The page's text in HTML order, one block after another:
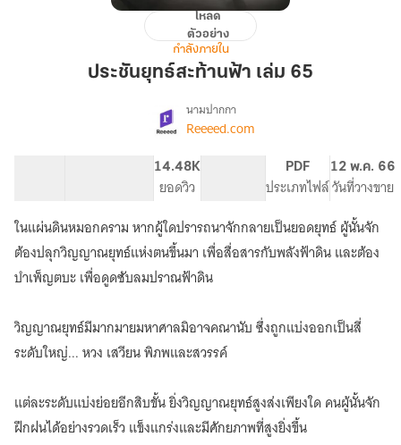
ประชัน
สะท้าน
โหลด
ตัวอย่าง
กำลังภายใน
ประชันยุทธ์สะท้านฟ้า เล่ม 65
เรื่อง
ยุทธ์
ฟ้า
นามปากกา
Reeeed.com
14.48K
ยอดวิว
PDF
ประเภทไฟล์
12 พ.ค. 66
วันที่วางขาย
ในแผ่นดินหมอกคราม หากผู้ใดปรารถนาจักกลายเป็นยอดยุทธ์ ผู้นั้นจัก
ต้องปลุกวิญญาณยุทธ์แห่งตนขึ้นมา เพื่อสื่อสารกับพลังฟ้าดิน และต้อง
บำเพ็ญตบะ เพื่อดูดซับลมปราณฟ้าดิน
วิญญาณยุทธ์มีมากมายมหาศาลมิอาจคณานับ ซึ่งถูกแบ่งออกเป็นสี่
ระดับใหญ่... หวง เสวียน พิภพและสวรรค์
แต่ละระดับแบ่งย่อยอีกสิบขั้น ยิ่งวิญญาณยุทธ์สูงส่งเพียงใด คนผู้นั้นจัก
ฝึกฝนได้อย่างรวดเร็ว แข็งแกร่งและมีศักยภาพที่สูงยิ่งขึ้น